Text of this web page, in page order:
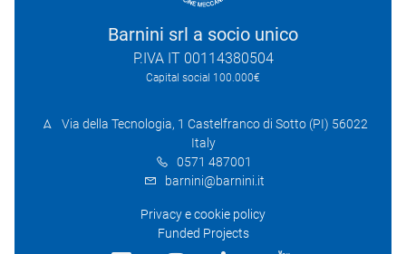
Barnini srl a socio unico
P.IVA IT 00114380504
Capital social 100.000€
Via della Tecnologia, 1 Castelfranco di Sotto (PI) 56022
Italy
0571 487001
barnini@barnini.it
Privacy e cookie policy
Funded Projects